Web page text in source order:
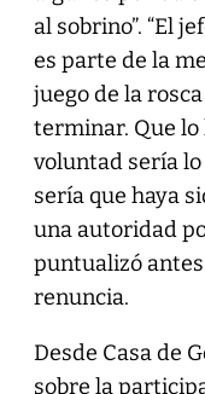
al sobrino”. “El
es parte de la
juego de la
terminar. Que lo
voluntad sería
sería que haya
una autoridad
puntualizó
renuncia.
Desde Casa de
sobre la